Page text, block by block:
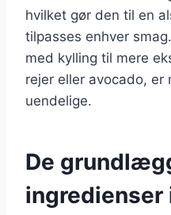
hvilket gør den til en
tilpasses enhver
med kylling til mere
rejer eller avocado,
uendelige.
De